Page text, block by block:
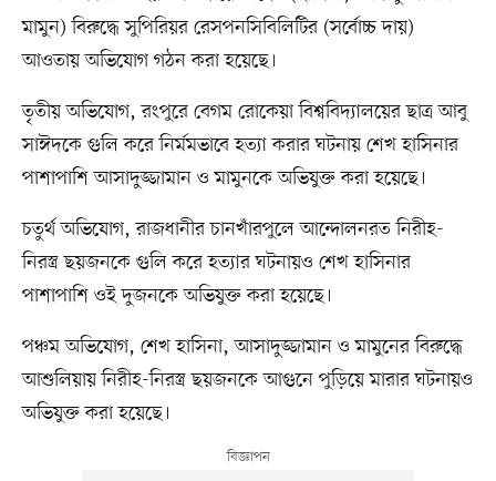
মামুন) বিরুদ্ধে সুপিরিয়র রেসপনসিবিলিটির (সর্বোচ্চ দায়)
আওতায় অভিযোগ গঠন করা হয়েছে।
তৃতীয় অভিযোগ, রংপুরে বেগম রোকেয়া বিশ্ববিদ্যালয়ের ছাত্র আবু
সাঈদকে গুলি করে নির্মমভাবে হত্যা করার ঘটনায় শেখ হাসিনার
পাশাপাশি আসাদুজ্জামান ও মামুনকে অভিযুক্ত করা হয়েছে।
চতুর্থ অভিযোগ, রাজধানীর চানখাঁরপুলে আন্দোলনরত নিরীহ-
নিরস্ত্র ছয়জনকে গুলি করে হত্যার ঘটনায়ও শেখ হাসিনার
পাশাপাশি ওই দুজনকে অভিযুক্ত করা হয়েছে।
পঞ্চম অভিযোগ, শেখ হাসিনা, আসাদুজ্জামান ও মামুনের বিরুদ্ধে
আশুলিয়ায় নিরীহ-নিরস্ত্র ছয়জনকে আগুনে পুড়িয়ে মারার ঘটনায়ও
অভিযুক্ত করা হয়েছে।